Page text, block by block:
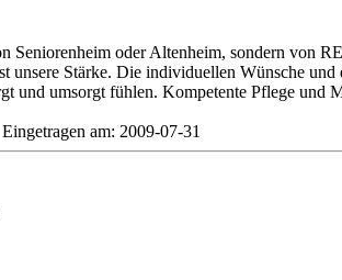
Seniorenheim oder Altenheim, sondern von
unsere Stärke. Die individuellen Wünsche
und umsorgt fühlen. Kompetente Pflege und
am: 2009-07-31